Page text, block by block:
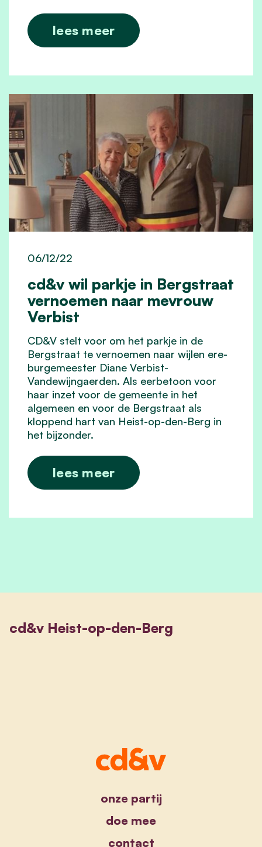
lees meer
cd&v wil parkje in Bergstraat
vernoemen naar mevrouw
Verbist
06/12/22
CD&V stelt voor om het parkje in de
Bergstraat te vernoemen naar wijlen ere-
burgemeester Diane Verbist-
Vandewijngaerden. Als eerbetoon voor
haar inzet voor de gemeente in het
algemeen en voor de Bergstraat als
kloppend hart van Heist-op-den-Berg in
het bijzonder.
lees meer
cd&v Heist-op-den-Berg
onze partij
doe mee
contact